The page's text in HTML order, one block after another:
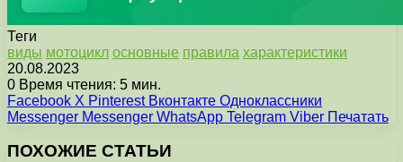
Теги
виды мотоцикл основные правила характеристики
20.08.2023
0 Время чтения: 5 мин.
Facebook X Pinterest Вконтакте Одноклассники
Messenger Messenger WhatsApp Telegram Viber Печатать
ПОХОЖИЕ СТАТЬИ